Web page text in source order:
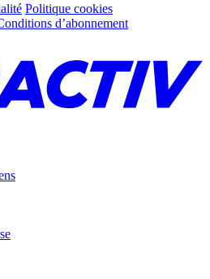
Politique cookies
d’abonnement